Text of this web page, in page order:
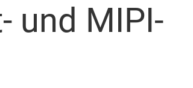
Motortreiber
und MIPI-ICs
und MIPI-